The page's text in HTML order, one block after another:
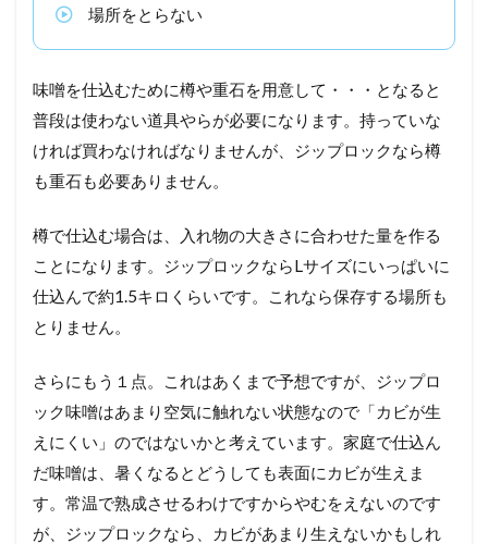
場所をとらない
味噌を仕込むために樽や重石を用意して・・・となると
普段は使わない道具やらが必要になります。持っていな
ければ買わなければなりませんが、ジップロックなら樽
も重石も必要ありません。
樽で仕込む場合は、入れ物の大きさに合わせた量を作る
ことになります。ジップロックならLサイズにいっぱいに
仕込んで約1.5キロくらいです。これなら保存する場所も
とりません。
さらにもう１点。これはあくまで予想ですが、ジップロ
ック味噌はあまり空気に触れない状態なので「カビが生
えにくい」のではないかと考えています。家庭で仕込ん
だ味噌は、暑くなるとどうしても表面にカビが生えま
す。常温で熟成させるわけですからやむをえないのです
が、ジップロックなら、カビがあまり生えないかもしれ